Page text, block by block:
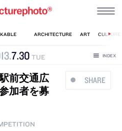
.7.30 TUE
SHARE
前交通広
加者を募